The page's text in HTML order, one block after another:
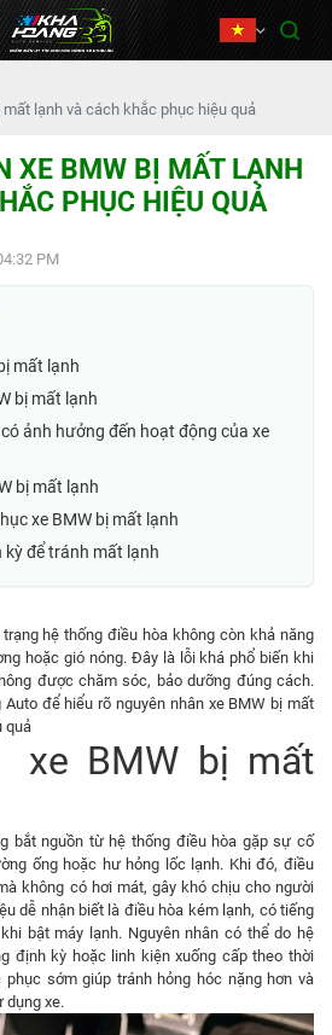
mất lạnh và cách khắc phục hiệu quả
XE BMW BỊ MẤT LẠNH
PHỤC HIỆU QUẢ
PM
mất lạnh
bị mất lạnh
ảnh hưởng đến hoạt động của xe
bị mất lạnh
xe BMW bị mất lạnh
để tránh mất lạnh
hệ thống điều hòa không còn khả năng
hoặc gió nóng. Đây là lỗi khá phổ biến khi
được chăm sóc, bảo dưỡng đúng cách.
để hiểu rõ nguyên nhân xe BMW bị mất
quả
xe BMW bị mất
bắt nguồn từ hệ thống điều hòa gặp sự cố
ống hoặc hư hỏng lốc lạnh. Khi đó, điều
không có hơi mát, gây khó chịu cho người
dễ nhận biết là điều hòa kém lạnh, có tiếng
bật máy lạnh. Nguyên nhân có thể do hệ
định kỳ hoặc linh kiện xuống cấp theo thời
sớm giúp tránh hỏng hóc nặng hơn và
dụng xe.